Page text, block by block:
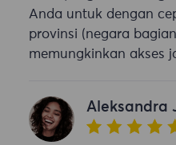
Anda untuk dengan
provinsi (negara
memungkinkan akses
Aleksandra